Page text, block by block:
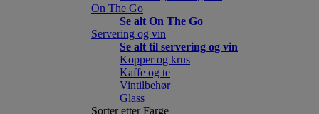
On The Go
Se alt On The Go
Servering og vin
Se alt til servering og vin
Kopper og krus
Kaffe og te
Vintilbehør
Glass
Sorter etter Farge